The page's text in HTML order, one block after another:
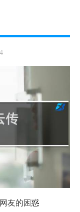
友的困惑